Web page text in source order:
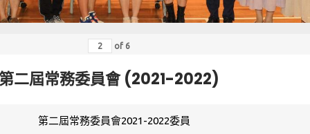
of 6
二屆常務委員會 (2021-2022)
第二屆常務委員會2021-2022委員